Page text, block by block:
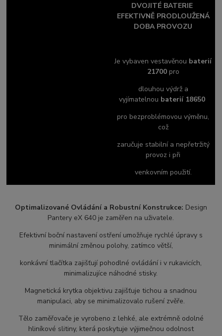
DVOJITÉ BATERIE
EFEKTIVNĚ PRODLOUŽENÁ
DOBA PROVOZU
Je vybaven vestavěnou baterií
21700pro
dlouhou výdrž a
vyjímatelnou baterií 18650
pro bezproblémovou výměnu,
což
zaručuje stabilní a nepřetržitý
provoz i při
venkovním použití.
Optimalizované Ovládání a Robustní Konstrukce: Design
Pantery eX 640 je zaměřen na uživatele.
Efektivní boční nastavení ostření umožňuje rychlé úpravy s
minimální změnou polohy, zatímco větší,
konkávní tlačítka zajišťují pohodlné ovládání i v rukavicích,
minimalizujíce náhodné stisky.
Magnetická krytka objektivu zajišťuje tichou a snadnou
manipulaci, aby se minimalizovalo rušení zvěře.
Tělo zaměřovače je vyrobeno z lehké, ale extrémně odolné
hliníkové slitiny, která poskytuje výjimečnou odolnost